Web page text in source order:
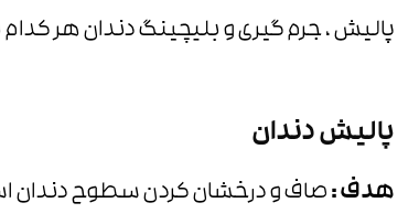
پالیش ، جرم گیری و بلیچینگ دندان هر
پالیش دندان
هدف :صاف و درخشان کردن سطوح دندان